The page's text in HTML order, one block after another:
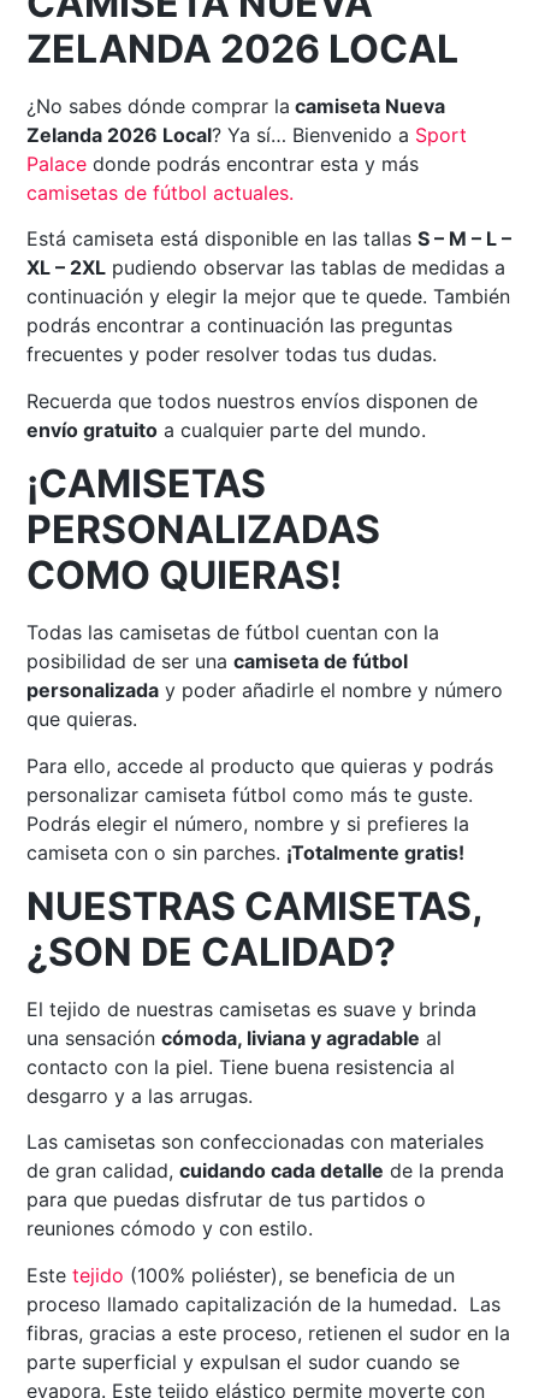
ZELANDA 2026 LOCAL
¿No sabes dónde comprar la camiseta Nueva
Zelanda 2026 Local? Ya sí… Bienvenido a Sport
Palace donde podrás encontrar esta y más
camisetas de fútbol actuales.
Está camiseta está disponible en las tallasS – M – L –
XL – 2XL pudiendo observar las tablas de medidas a
continuación y elegir la mejor que te quede. También
podrás encontrar a continuación las preguntas
frecuentes y poder resolver todas tus dudas.
Recuerda que todos nuestros envíos disponen de
envío gratuito a cualquier parte del mundo.
¡CAMISETAS
PERSONALIZADAS
COMO QUIERAS!
Todas las camisetas de fútbol cuentan con la
posibilidad de ser unacamiseta de fútbol
personalizada y poder añadirle el nombre y número
que quieras.
Para ello, accede al producto que quieras y podrás
personalizar camiseta fútbol como más te guste.
Podrás elegir el número, nombre y si prefieres la
camiseta con o sin parches. ¡Totalmente gratis!
NUESTRAS CAMISETAS,
¿SON DE CALIDAD?
El tejido de nuestras camisetas es suave y brinda
una sensacióncómoda, liviana y agradable al
contacto con la piel. Tiene buena resistencia al
desgarro y a las arrugas.
Las camisetas son confeccionadas con materiales
de gran calidad,cuidando cada detalle de la prenda
para que puedas disfrutar de tus partidos o
reuniones cómodo y con estilo.
Estetejido (100% poliéster), se beneficia de un
proceso llamado capitalización de la humedad. Las
fibras, gracias a este proceso, retienen el sudor en la
parte superficial y expulsan el sudor cuando se
evapora. Este tejido elástico permite moverte con